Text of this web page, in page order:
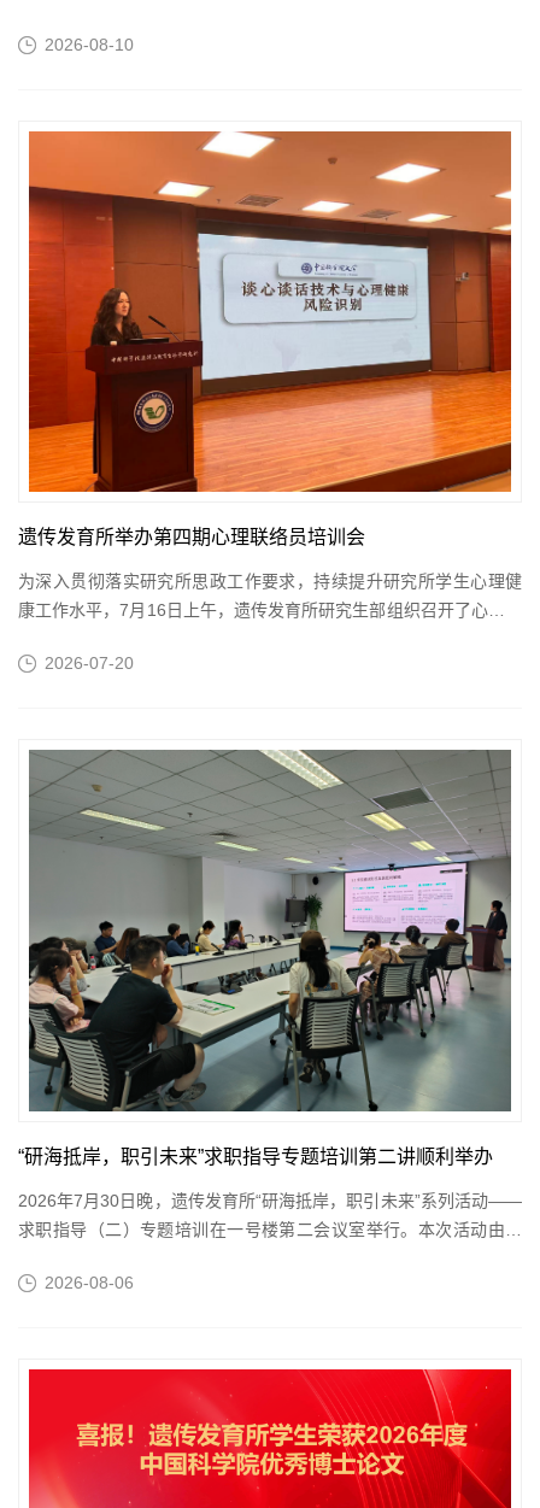
2026-08-10
遗传发育所举办第四期心理联络员培训会
为深入贯彻落实研究所思政工作要求，持续提升研究所学生心理健
康工作水平，7月16日上午，遗传发育所研究生部组织召开了心理联
2026-07-20
“研海抵岸，职引未来”求职指导专题培训第二讲顺利举办
2026年7月30日晚，遗传发育所“研海抵岸，职引未来”系列活动——
求职指导（二）专题培训在一号楼第二会议室举行。本次活动由研
2026-08-06